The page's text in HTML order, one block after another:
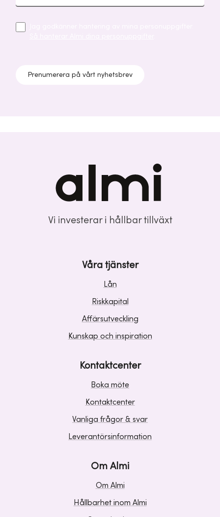
Prenumerera på vårt nyhetsbrev
Vi investerar i hållbar tillväxt
Våra tjänster
Lån
Riskkapital
Affärsutveckling
Kunskap och inspiration
Kontaktcenter
Boka möte
Kontaktcenter
Vanliga frågor & svar
Leverantörsinformation
Om Almi
Om Almi
Hållbarhet inom Almi